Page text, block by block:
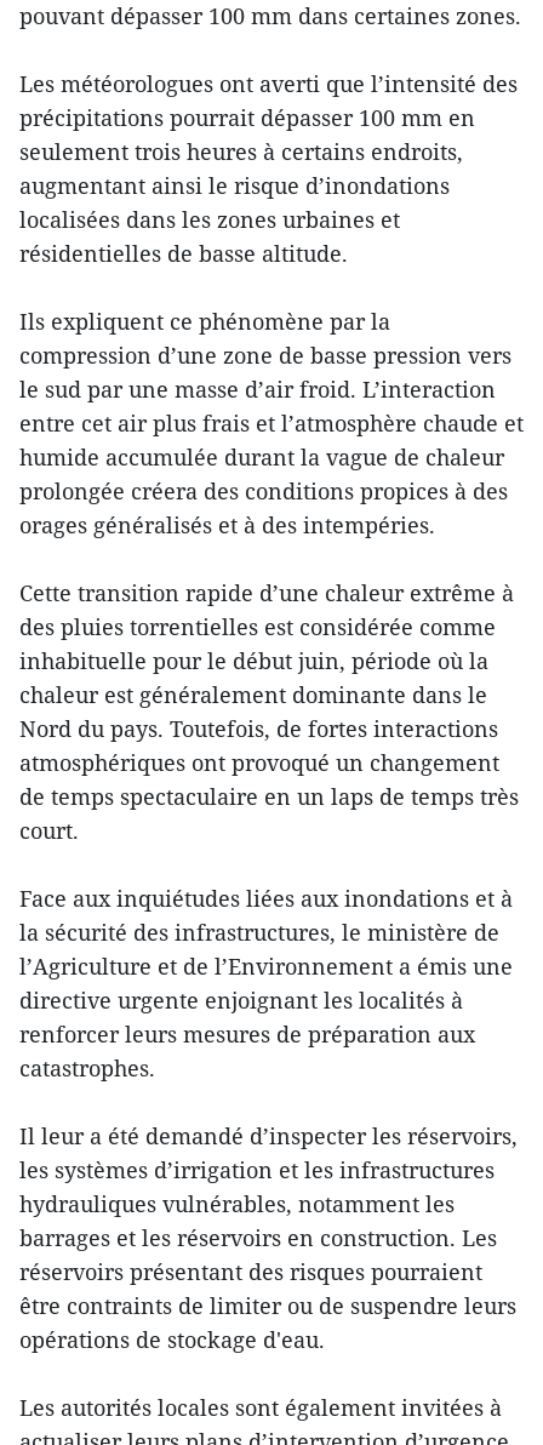
pouvant dépasser 100 mm dans certaines zones.
Les météorologues ont averti que l’intensité des
précipitations pourrait dépasser 100 mm en
seulement trois heures à certains endroits,
augmentant ainsi le risque d’inondations
localisées dans les zones urbaines et
résidentielles de basse altitude.
Ils expliquent ce phénomène par la
compression d’une zone de basse pression vers
le sud par une masse d’air froid. L’interaction
entre cet air plus frais et l’atmosphère chaude et
humide accumulée durant la vague de chaleur
prolongée créera des conditions propices à des
orages généralisés et à des intempéries.
Cette transition rapide d’une chaleur extrême à
des pluies torrentielles est considérée comme
inhabituelle pour le début juin, période où la
chaleur est généralement dominante dans le
Nord du pays. Toutefois, de fortes interactions
atmosphériques ont provoqué un changement
de temps spectaculaire en un laps de temps très
court.
Face aux inquiétudes liées aux inondations et à
la sécurité des infrastructures, le ministère de
l’Agriculture et de l’Environnement a émis une
directive urgente enjoignant les localités à
renforcer leurs mesures de préparation aux
catastrophes.
Il leur a été demandé d’inspecter les réservoirs,
les systèmes d’irrigation et les infrastructures
hydrauliques vulnérables, notamment les
barrages et les réservoirs en construction. Les
réservoirs présentant des risques pourraient
être contraints de limiter ou de suspendre leurs
opérations de stockage d'eau.
Les autorités locales sont également invitées à